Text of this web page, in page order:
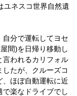
ユネスコ世界自然遺
分で運転してヨセ
間)を日帰り移動し
言われるカリフォル
たが、クルーズコ
、ほぼ自動運転に近
楽なドライブでし